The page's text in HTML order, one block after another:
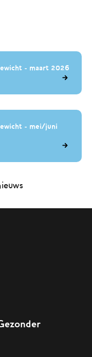
- maart 2026
- mei/juni